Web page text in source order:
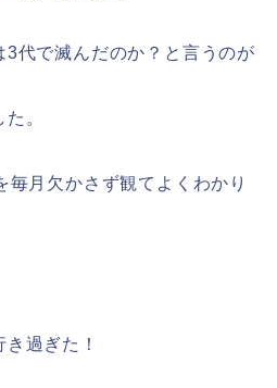
3代で滅んだのか？と言うのが
。
月欠かさず観てよくわかり
過ぎた！